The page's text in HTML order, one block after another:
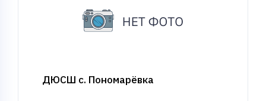
ДЮСШ с. Пономарёвка